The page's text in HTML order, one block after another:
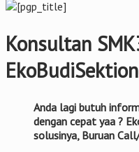
Konsultan
Anda lagi butuh
dengan cepat yaa ?
solusinya, Buruan